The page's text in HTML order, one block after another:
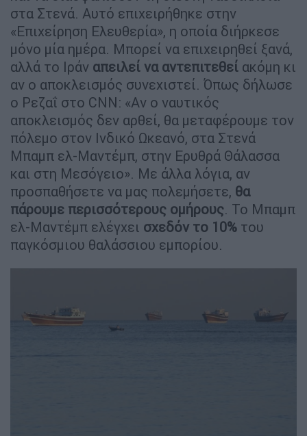
στα Στενά. Αυτό επιχειρήθηκε στην
«Επιχείρηση Ελευθερία», η οποία διήρκεσε
μόνο μία ημέρα. Μπορεί να επιχειρηθεί ξανά,
αλλά το Ιράν απειλεί να αντεπιτεθεί ακόμη κι
αν ο αποκλεισμός συνεχιστεί. Όπως δήλωσε
ο Ρεζαΐ στο CNN: «Αν ο ναυτικός
αποκλεισμός δεν αρθεί, θα μεταφέρουμε τον
πόλεμο στον Ινδικό Ωκεανό, στα Στενά
Μπαμπ ελ-Μαντέμπ, στην Ερυθρά Θάλασσα
και στη Μεσόγειο». Με άλλα λόγια, αν
προσπαθήσετε να μας πολεμήσετε, θα
πάρουμε περισσότερους ομήρους. Το Μπαμπ
ελ-Μαντέμπ ελέγχει σχεδόν το 10% του
παγκόσμιου θαλάσσιου εμπορίου.